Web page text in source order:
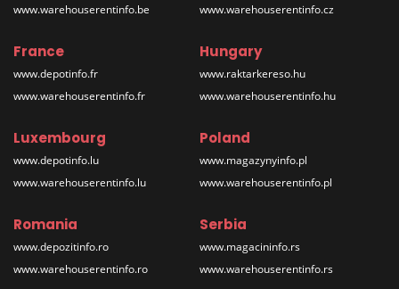
www.warehouserentinfo.be
www.warehouserentinfo.cz
France
www.depotinfo.fr
www.warehouserentinfo.fr
Hungary
www.raktarkereso.hu
www.warehouserentinfo.hu
Luxembourg
www.depotinfo.lu
www.warehouserentinfo.lu
Poland
www.magazynyinfo.pl
www.warehouserentinfo.pl
Romania
www.depozitinfo.ro
www.warehouserentinfo.ro
Serbia
www.magacininfo.rs
www.warehouserentinfo.rs